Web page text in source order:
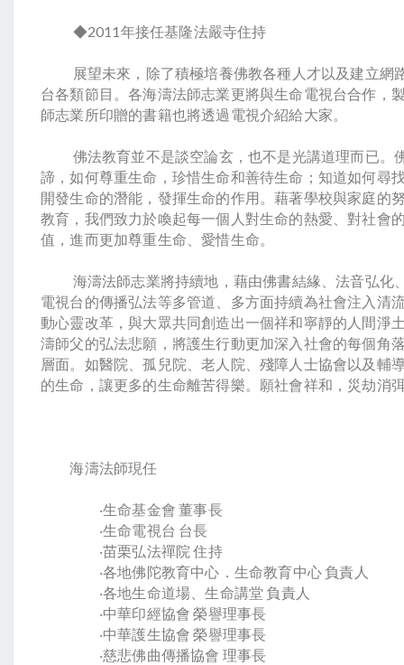
◆2011年接任基隆法嚴寺住持
展望未來，除了積極培養佛教各種人才以及建立
台各類節目。各海濤法師志業更將與生命電視台合作，
師志業所印贈的書籍也將透過電視介紹給大家。
佛法教育並不是談空論玄，也不是光講道理而已
諦，如何尊重生命，珍惜生命和善待生命；知道如何尋
開發生命的潛能，發揮生命的作用。藉著學校與家庭的
教育，我們致力於喚起每一個人對生命的熱愛、對社會
值，進而更加尊重生命、愛惜生命。
海濤法師志業將持續地，藉由佛書結緣、法音弘化
電視台的傳播弘法等多管道、多方面持續為社會注入清
動心靈改革，與大眾共同創造出一個祥和寧靜的人間淨
濤師父的弘法悲願，將護生行動更加深入社會的每個角
層面。如醫院、孤兒院、老人院、殘障人士協會以及輔
的生命，讓更多的生命離苦得樂。願社會祥和，災劫消
海濤法師現任
‧生命基金會 董事長
‧生命電視台 台長
‧苗栗弘法禪院 住持
‧各地佛陀教育中心．生命教育中心 負責人
‧各地生命道場、生命講堂 負責人
‧中華印經協會 榮譽理事長
‧中華護生協會 榮譽理事長
‧慈悲佛曲傳播協會 理事長